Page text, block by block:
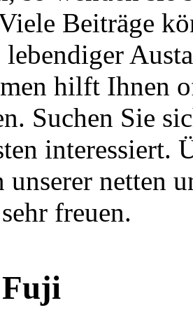
Beiträge
lebendiger
hilft Ihnen
Suchen Sie
interessiert.
unserer netten
freuen.
Fuji